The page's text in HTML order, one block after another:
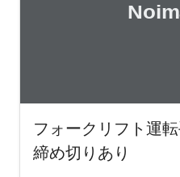
フォークリフト運
締め切りあり